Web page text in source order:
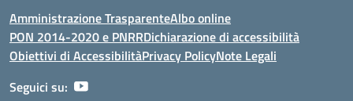
Amministrazione TrasparenteAlbo online
PON 2014-2020 e PNRRDichiarazione di accessibilità
Obiettivi di AccessibilitàPrivacy PolicyNote Legali
Seguici su: